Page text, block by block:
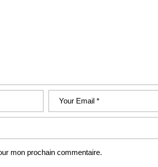
mon prochain commentaire.